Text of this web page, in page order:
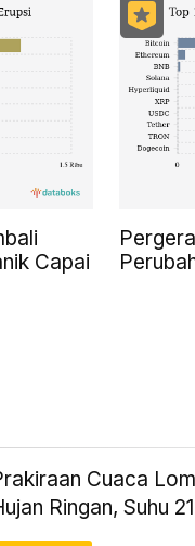
Capai
Cuaca
Ringan, Suhu